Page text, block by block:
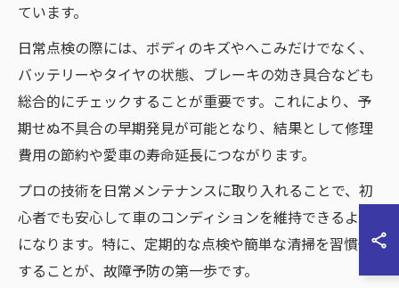
ています。
日常点検の際には、ボディのキズやへこみだけでなく、
バッテリーやタイヤの状態、ブレーキの効き具合なども
総合的にチェックすることが重要です。これにより、予
期せぬ不具合の早期発見が可能となり、結果として修理
費用の節約や愛車の寿命延長につながります。
プロの技術を日常メンテナンスに取り入れることで、初
心者でも安心して車のコンディションを維持できるよう
になります。特に、定期的な点検や簡単な清掃を習慣化
することが、故障予防の第一歩です。